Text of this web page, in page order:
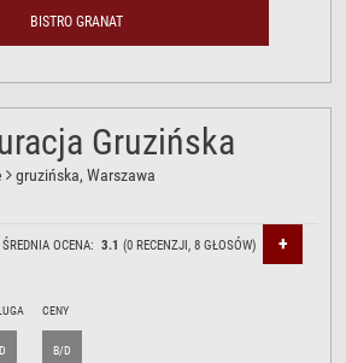
BISTRO GRANAT
Gruzińska
gruzińska, Warszawa
ŚREDNIA OCENA:3.1 (0 RECENZJI,8 GŁOSÓW) +
CENY
B/D